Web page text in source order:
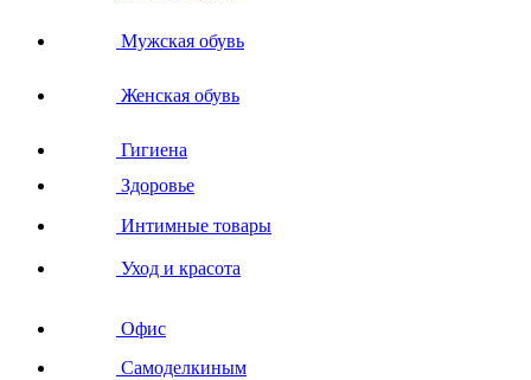
Мужская обувь
Женская обувь
Гигиена
Здоровье
Интимные товары
Уход и красота
Офис
Самоделкиным